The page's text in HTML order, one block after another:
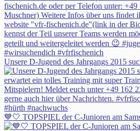
Unsere D-Jugend des Jahrgangs 2015
💙🤍 TOPSPIEL der C-Junioren am